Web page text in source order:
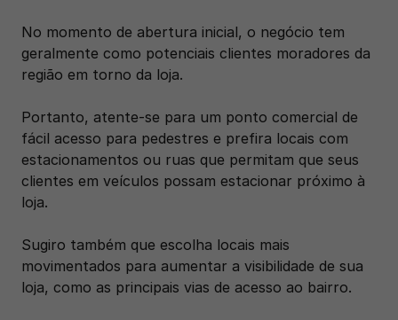
No momento de abertura inicial, o negócio tem
geralmente como potenciais clientes moradores da
região em torno da loja.
Portanto, atente-se para um ponto comercial de
fácil acesso para pedestres e prefira locais com
estacionamentos ou ruas que permitam que seus
clientes em veículos possam estacionar próximo à
loja.
Sugiro também que escolha locais mais
movimentados para aumentar a visibilidade de sua
loja, como as principais vias de acesso ao bairro.